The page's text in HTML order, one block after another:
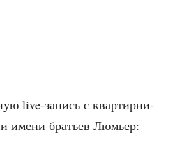
live-запись с квар­тир­ни­
име­ни бра­тьев Люмьер: